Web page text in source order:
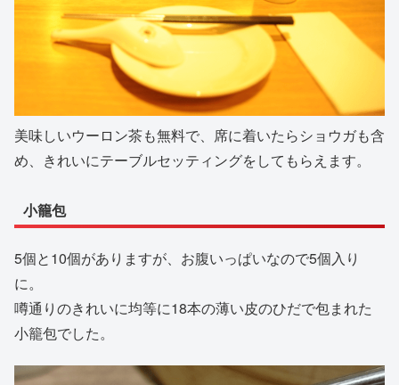
美味しいウーロン茶も無料で、席に着いたらショウガも含
め、きれいにテーブルセッティングをしてもらえます。
小籠包
5個と10個がありますが、お腹いっぱいなので5個入り
に。
噂通りのきれいに均等に18本の薄い皮のひだで包まれた
小籠包でした。